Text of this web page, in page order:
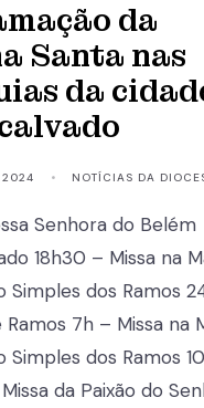
da
Santa nas
da
2024 • NOTÍCIAS DA
Senhora do Belém
18h30 – Missa na
Simples dos Ramos
7h – Missa na
Simples dos Ramos
da Paixão do